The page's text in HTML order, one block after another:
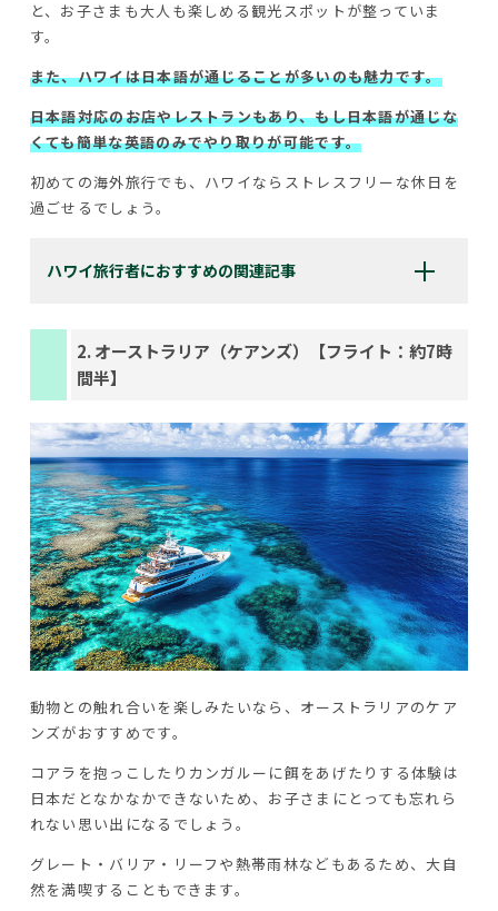
と、お子さまも大人も楽しめる観光スポットが整っていま
す。
また、ハワイは日本語が通じることが多いのも魅力です。
日本語対応のお店やレストランもあり、もし日本語が通じな
くても簡単な英語のみでやり取りが可能です。
初めての海外旅行でも、ハワイならストレスフリーな休日を
過ごせるでしょう。
ハワイ旅行者におすすめの関連記事
2. オーストラリア（ケアンズ）【フライト：約7時
間半】
動物との触れ合いを楽しみたいなら、オーストラリアのケア
ンズがおすすめです。
コアラを抱っこしたりカンガルーに餌をあげたりする体験は
日本だとなかなかできないため、お子さまにとっても忘れら
れない思い出になるでしょう。
グレート・バリア・リーフや熱帯雨林などもあるため、大自
然を満喫することもできます。